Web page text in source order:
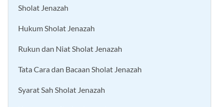
Sholat Jenazah
Hukum Sholat Jenazah
Rukun dan Niat Sholat Jenazah
Tata Cara dan Bacaan Sholat Jenazah
Syarat Sah Sholat Jenazah